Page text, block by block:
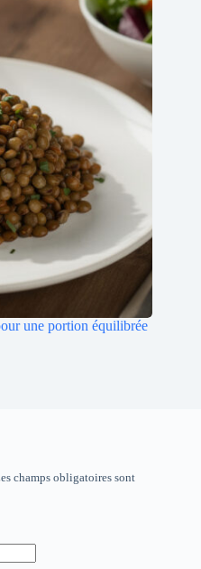
une portion équilibrée
champs obligatoires sont